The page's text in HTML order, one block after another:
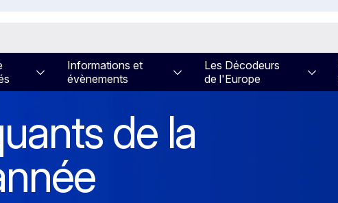
Informations et
évènements
Les Décodeurs
de l'Europe
de la